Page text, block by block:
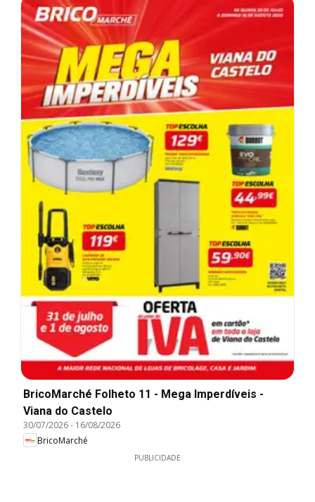
BricoMarché Folheto 11 - Mega Imperdíveis -
Viana do Castelo
30/07/2026- 16/08/2026
BricoMarché
PUBLICIDADE